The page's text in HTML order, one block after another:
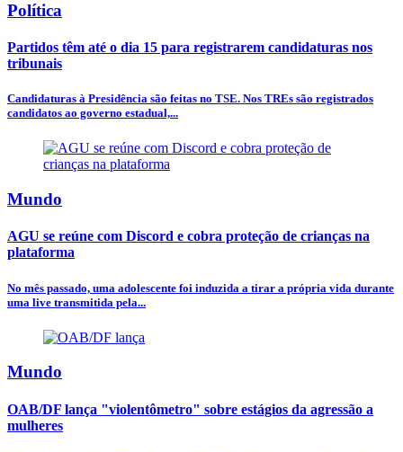
Política
Partidos têm até o dia 15 para registrarem candidaturas nos
tribunais
Candidaturas à Presidência são feitas no TSE. Nos TREs são registrados
candidatos ao governo estadual,...
Mundo
AGU se reúne com Discord e cobra proteção de crianças na
plataforma
No mês passado, uma adolescente foi induzida a tirar a própria vida durante
uma live transmitida pela...
Mundo
OAB/DF lança "violentômetro" sobre estágios da agressão a
mulheres